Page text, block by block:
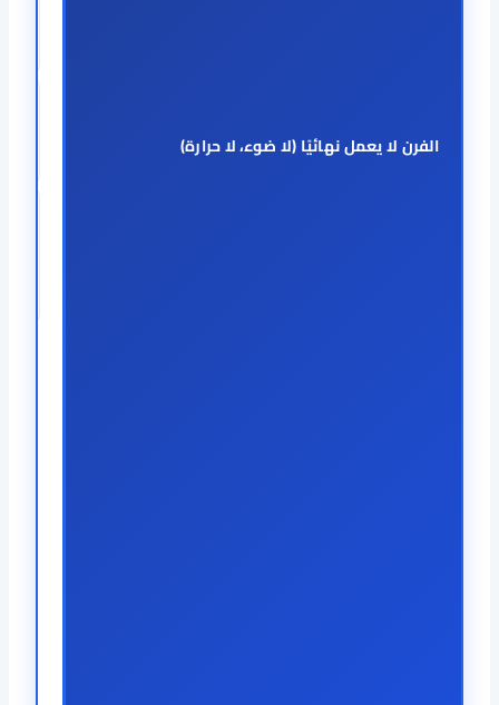
الفرن لا يعمل نهائيًا (لا ضوء، لا حرارة)